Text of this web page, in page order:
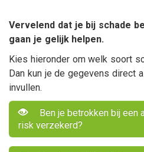
Vervelend dat je bij schade
gaan je gelijk helpen.
Kies hieronder om welk soort
Dan kun je de gegevens direct
invullen.
Ben je betrokken bij een
risk verzekerd?